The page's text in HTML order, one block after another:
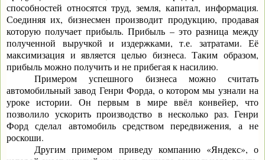
способностей относятся труд, земля, капитал, информация.
Соединяя их, бизнесмен производит продукцию, продавая
которую получает прибыль. Прибыль – это разница между
полученной выручкой и издержками, т.е. затратами. Её
максимизация и является целью бизнеса. Таким образом,
прибыль можно получить и не прибегая к насилию.
Примером успешного бизнеса можно считать
автомобильный завод Генри Форда, о котором мы узнали на
уроке истории. Он первым в мире ввёл конвейер, что
позволило ускорить производство в несколько раз. Генри
Форд сделал автомобиль средством передвижения, а не
роскоши.
Другим примером приведу компанию «Яндекс», о